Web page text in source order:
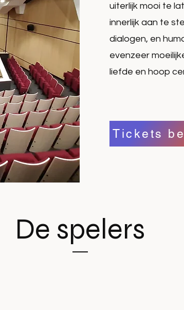
uiterlijk mooi te
innerlijk aan te
dialogen, en
evenzeer
liefde en hoop
Tickets
De spelers